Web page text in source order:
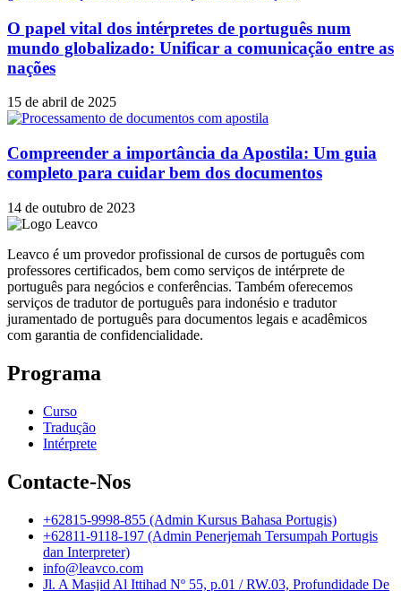
O papel vital dos intérpretes de português num
mundo globalizado: Unificar a comunicação entre as
nações
15 de abril de 2025
Compreender a importância da Apostila: Um guia
completo para cuidar bem dos documentos
14 de outubro de 2023
Leavco é um provedor profissional de cursos de português com
professores certificados, bem como serviços de intérprete de
português para negócios e conferências. Também oferecemos
serviços de tradutor de português para indonésio e tradutor
juramentado de português para documentos legais e acadêmicos
com garantia de confidencialidade.
Programa
Curso
Tradução
Intérprete
Contacte-Nos
+62815-9998-855 (Admin Kursus Bahasa Portugis)
+62811-9118-197 (Admin Penerjemah Tersumpah Portugis
dan Interpreter)
info@leavco.com
Jl. A Masjid Al Ittihad Nº 55, p.01 / RW.03, Profundidade De